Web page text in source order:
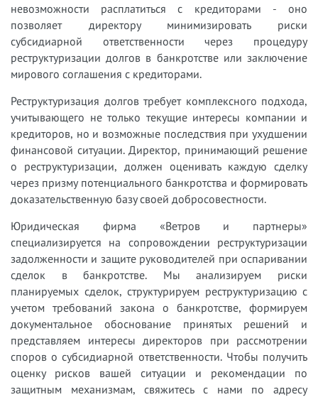
невозможности расплатиться с кредиторами - оно
позволяет директору минимизировать риски
субсидиарной ответственности через процедуру
реструктуризации долгов в банкротстве или заключение
мирового соглашения с кредиторами.
Реструктуризация долгов требует комплексного подхода,
учитывающего не только текущие интересы компании и
кредиторов, но и возможные последствия при ухудшении
финансовой ситуации. Директор, принимающий решение
о реструктуризации, должен оценивать каждую сделку
через призму потенциального банкротства и формировать
доказательственную базу своей добросовестности.
Юридическая фирма «Ветров и партнеры»
специализируется на сопровождении реструктуризации
задолженности и защите руководителей при оспаривании
сделок в банкротстве. Мы анализируем риски
планируемых сделок, структурируем реструктуризацию с
учетом требований закона о банкротстве, формируем
документальное обоснование принятых решений и
представляем интересы директоров при рассмотрении
споров о субсидиарной ответственности. Чтобы получить
оценку рисков вашей ситуации и рекомендации по
защитным механизмам, свяжитесь с нами по адресу